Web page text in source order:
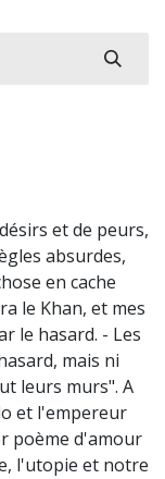
et de peurs,
absurdes,
en cache
le Khan, et mes
le hasard. - Les
mais ni
leurs murs". A
et l'empereur
poème d'amour
l'utopie et notre